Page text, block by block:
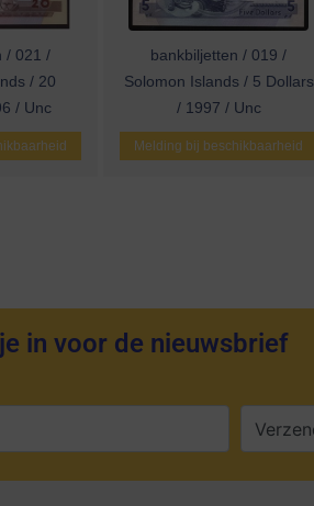
/ 021 /
/ 20
/ Unc
bankbiljetten / 019 /
Solomon Islands / 5 Dollars
/ 1997 / Unc
Melding bij beschikbaarheid
in voor de nieuwsbrief